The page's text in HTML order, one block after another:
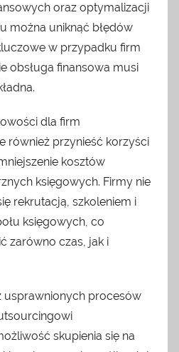
oraz optymalizacji
można uniknąć błędów
w przypadku firm
obsługa finansowa musi
dla firm
również przynieść korzyści
kosztów
księgowych. Firmy nie
rekrutacją, szkoleniem i
księgowych, co
zarówno czas, jak i
usprawnionych procesów
skupienia się na